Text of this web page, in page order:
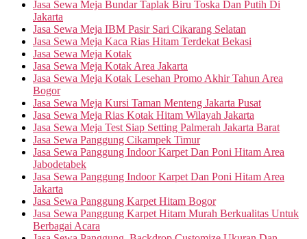
Jasa Sewa Meja Bundar Taplak Biru Toska Dan Putih Di
Jakarta
Jasa Sewa Meja IBM Pasir Sari Cikarang Selatan
Jasa Sewa Meja Kaca Rias Hitam Terdekat Bekasi
Jasa Sewa Meja Kotak
Jasa Sewa Meja Kotak Area Jakarta
Jasa Sewa Meja Kotak Lesehan Promo Akhir Tahun Area
Bogor
Jasa Sewa Meja Kursi Taman Menteng Jakarta Pusat
Jasa Sewa Meja Rias Kotak Hitam Wilayah Jakarta
Jasa Sewa Meja Test Siap Setting Palmerah Jakarta Barat
Jasa Sewa Panggung Cikampek Timur
Jasa Sewa Panggung Indoor Karpet Dan Poni Hitam Area
Jabodetabek
Jasa Sewa Panggung Indoor Karpet Dan Poni Hitam Area
Jakarta
Jasa Sewa Panggung Karpet Hitam Bogor
Jasa Sewa Panggung Karpet Hitam Murah Berkualitas Untuk
Berbagai Acara